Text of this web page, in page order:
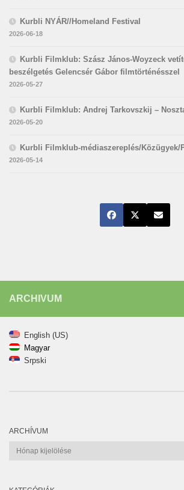
Kurbli NYÁR//Homeland Festival
2026-06-18
Kurbli Filmklub: Szász János-Woyzeck
beszélgetés Gelencsér Gábor filmtörténésszel
2026-05-27
Kurbli Filmklub: Andrej Tarkovszkij –
2026-05-20
Kurbli Filmklub-médiaszereplés/Közügyek/
2026-05-14
ARCHIVUM
English (US)
Magyar
Srpski
ARCHÍVUM
Archívum